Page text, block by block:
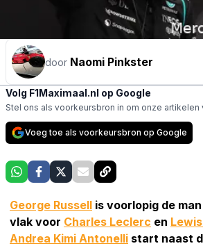
door Naomi Pinkster
Volg F1Maximaal.nl op Google
Stel ons als voorkeursbron in om onze
Voeg toe als voorkeursbron op Google
George Russell is voorlopig de
vlak voor Charles Leclerc en
Andrea Kimi Antonelli start naast